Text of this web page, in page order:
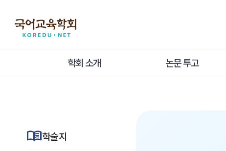
학회 소개 논문 투고
menu_book학술지